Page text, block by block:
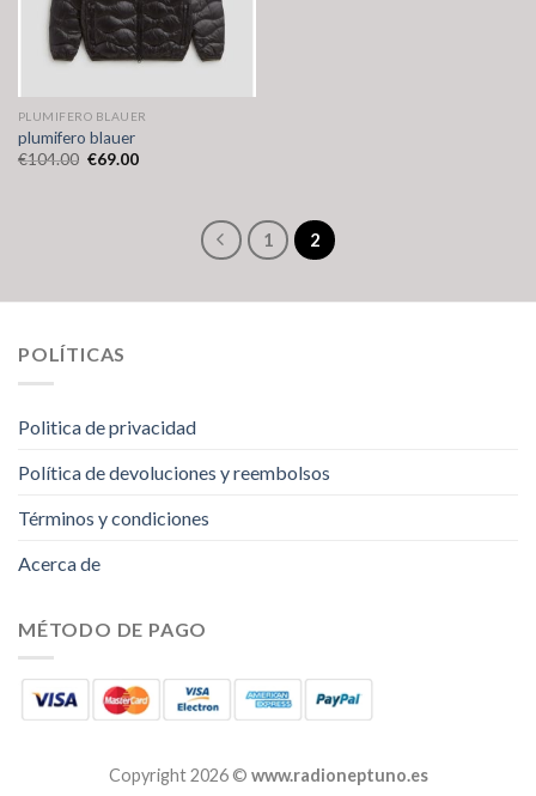
PLUMIFERO BLAUER
plumifero blauer
€104.00 €69.00
1 2
POLÍTICAS
Politica de privacidad
Política de devoluciones y reembolsos
Términos y condiciones
Acerca de
MÉTODO DE PAGO
Copyright 2026 © www.radioneptuno.es